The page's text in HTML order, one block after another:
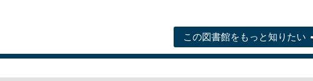
この図書館をもっと知りたい